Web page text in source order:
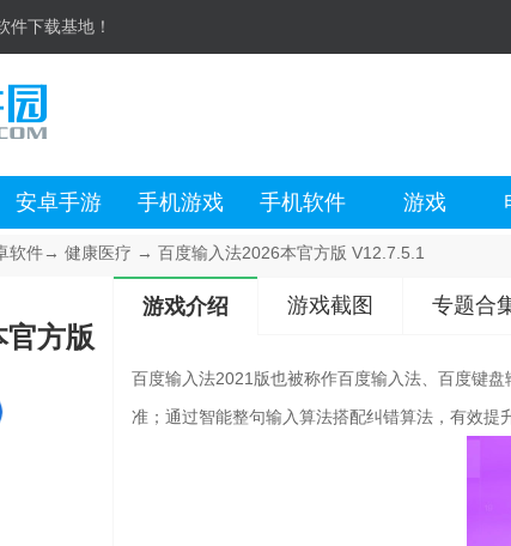
件下载基地！
安卓手游 手机游戏 手机软件 游戏
软件→ 健康医疗 → 百度输入法2026本官方版 V12.7.5.1
官方版
游戏介绍 游戏截图 专题合
百度输入法2021版也被称作百度输入法、百度键
准；通过智能整句输入算法搭配纠错算法，有效